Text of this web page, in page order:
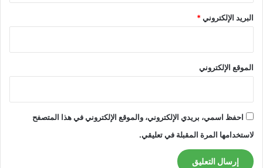
البريد الإلكتروني*
الموقع الإلكتروني
احفظ اسمي، بريدي الإلكتروني، والموقع الإلكتروني في هذا المتصفح
لاستخدامها المرة المقبلة في تعليقي.